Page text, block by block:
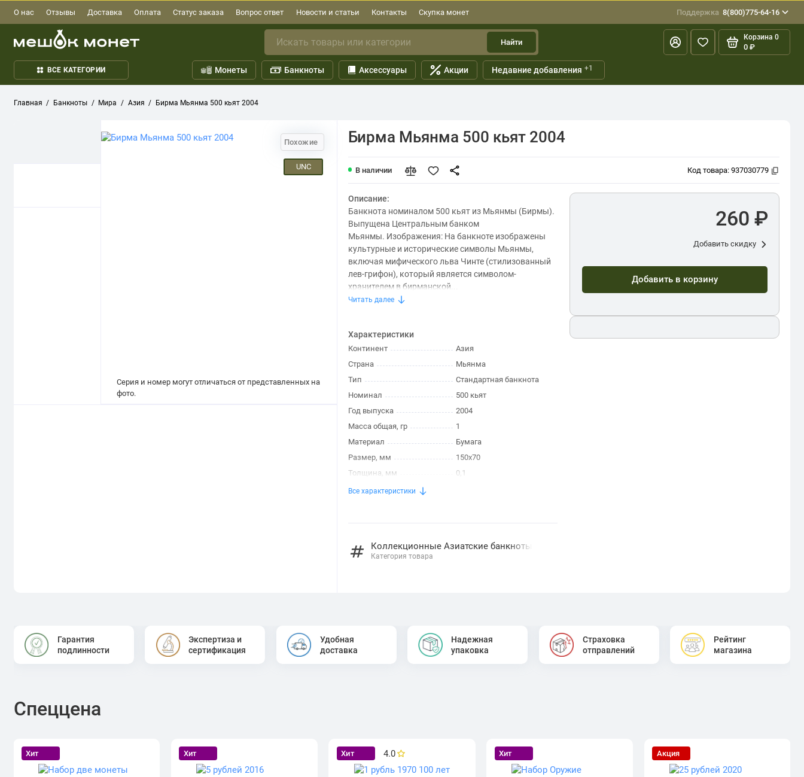
О нас Отзывы Доставка Оплата Статус заказа Вопрос ответ Новости и статьи Контакты Скупка монет Поддержка 8(800)775-64-16
Найти
Корзина 0
0 ₽
ВСЕ КАТЕГОРИИ Монеты Банкноты Аксессуары Акции Недавние добавления +1
Главная Банкноты Мира Азия Бирма Мьянма 500 кьят 2004
Похожие
UNC
Серия и номер могут отличаться от представленных на
фото.
Бирма Мьянма 500 кьят 2004
В наличии Код товара: 937030779
Описание:
Банкнота номиналом 500 кьят из Мьянмы (Бирмы).
Выпущена Центральным банком
Мьянмы. Изображения: На банкноте изображены
культурные и исторические символы Мьянмы,
включая мифического льва Чинте (стилизованный
лев-грифон), который является символом-
хранителем в бирманской...
Читать далее
Характеристики
Континент
Азия
Страна
Мьянма
Тип
Стандартная банкнота
Номинал
500 кьят
Год выпуска
2004
Масса общая, гр
1
Материал
Бумага
Размер, мм
150х70
Толщина, мм
0,1
Все характеристики
Коллекционные Азиатские банкноты
Категория товара
260 ₽
Добавить скидку
Добавить в корзину
Гарантия
подлинности
Экспертиза и
сертификация
Удобная
доставка
Надежная
упаковка
Страховка
отправлений
Рейтинг
магазина
Спеццена
Хит Хит Хит 4.0 Хит Акция